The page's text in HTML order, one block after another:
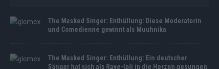
The Masked Singer: Enthüllung: Diese Moderatorin
und Comedienne gewinnt als Muuhnika
The Masked Singer: Enthüllung: Ein deutscher
Sänger hat sich als Rave-Ioli in die Herzen gesungen